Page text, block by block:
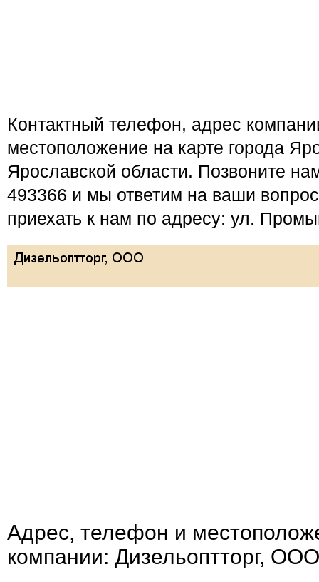
Контактный телефон, адрес
местоположение на карте города
Ярославской области. Позвоните
493366 и мы ответим на ваши
приехать к нам по адресу: ул.
Адрес, телефон и
компании: Дизельоптторг, ООО